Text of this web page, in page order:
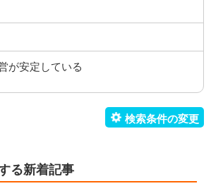
幅広い経験
15
転居のサポート充実
が安定している
る新着記事